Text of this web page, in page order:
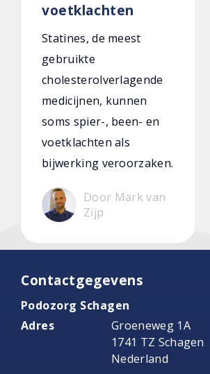
voetklachten
Statines, de meest
gebruikte
cholesterolverlagende
medicijnen, kunnen
soms spier-, been- en
voetklachten als
bijwerking veroorzaken.
Door Mark van
Zijp
Contactgegevens
Podozorg Schagen
Adres
Groeneweg 1A
1741 TZ Schagen
Nederland